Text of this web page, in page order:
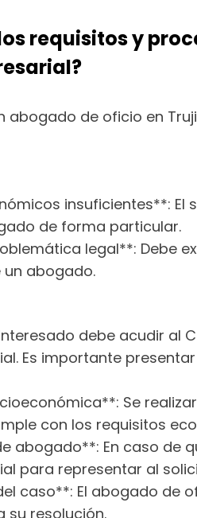
requisitos y
abogado de oficio en
insuficientes**:
de forma particular.
legal**: Debe
un abogado.
debe acudir al
Es importante
Se
con los requisitos
abogado**: En caso de
para representar al
caso**: El abogado de
su resolución.